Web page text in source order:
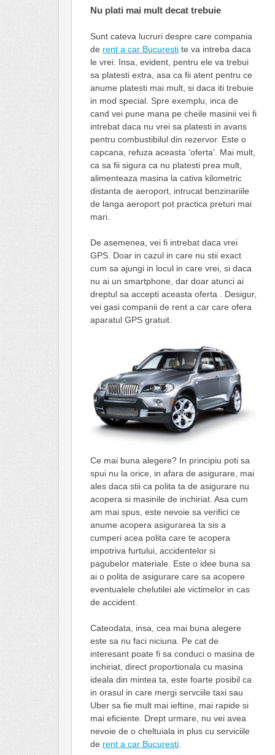
Nu plati mai mult decat trebuie
Sunt cateva lucruri despre care compania
de rent a car Bucurestite va intreba daca
le vrei. Insa, evident, pentru ele va trebui
sa platesti extra, asa ca fii atent pentru ce
anume platesti mai mult, si daca iti trebuie
in mod special. Spre exemplu, inca de
cand vei pune mana pe cheile masinii vei fi
intrebat daca nu vrei sa platesti in avans
pentru combustibilul din rezervor. Este o
capcana, refuza aceasta ‘oferta’. Mai mult,
ca sa fii sigura ca nu platesti prea mult,
alimenteaza masina la cativa kilometric
distanta de aeroport, intrucat benzinariile
de langa aeroport pot practica preturi mai
mari.
De asemenea, vei fi intrebat daca vrei
GPS. Doar in cazul in care nu stii exact
cum sa ajungi in locul in care vrei, si daca
nu ai un smartphone, dar doar atunci ai
dreptul sa accepti aceasta oferta . Desigur,
vei gasi companii de rent a car care ofera
aparatul GPS gratuit.
Ce mai buna alegere? In principiu poti sa
spui nu la orice, in afara de asigurare, mai
ales daca stii ca polita ta de asigurare nu
acopera si masinile de inchiriat. Asa cum
am mai spus, este nevoie sa verifici ce
anume acopera asigurarea ta sis a
cumperi acea polita care te acopera
impotriva furtului, accidentelor si
pagubelor materiale. Este o idee buna sa
ai o polita de asigurare care sa acopere
eventualele chelutilei ale victimelor in cas
de accident.
Cateodata, insa, cea mai buna alegere
este sa nu faci niciuna. Pe cat de
interesant poate fi sa conduci o masina de
inchiriat, direct proportionala cu masina
ideala din mintea ta, este foarte posibil ca
in orasul in care mergi servciile taxi sau
Uber sa fie mult mai ieftine, mai rapide si
mai eficiente. Drept urmare, nu vei avea
nevoie de o cheltuiala in plus cu serviciile
de rent a car Bucuresti.